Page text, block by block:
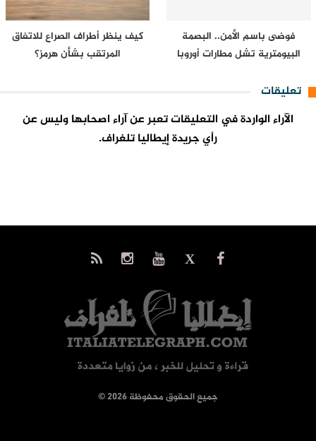
فوضى باسم الأمن.. البصمة
البيومترية تشل مطارات أوروبا
كيف ينظر أطراف الصراع للاتفاق
المرتقب بشأن هرمز؟
تعليقات
الآراء الواردة في التعليقات تعبر عن آراء اصحابها وليس عن
رأي جريدة إيطاليا تلغراف.
© جميع الحقوق محفوظة 2026